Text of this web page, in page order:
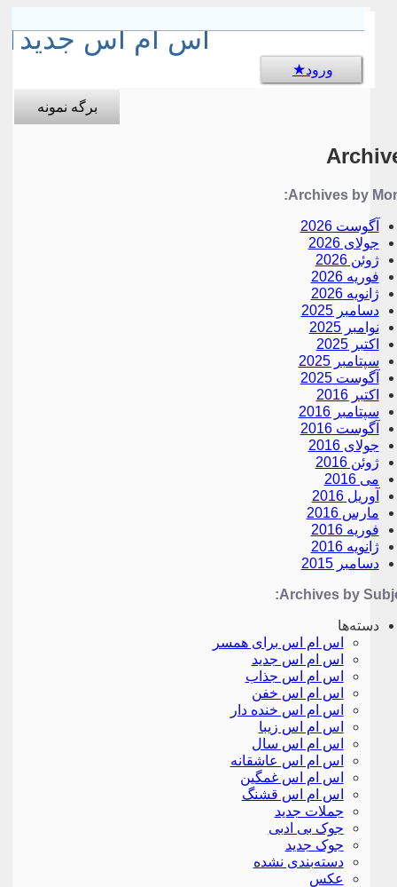
اس ام اس جدید
ورود
برگه نمونه
Archives by
آگوست 2026
جولای 2026
ژوئن 2026
فوریه 2026
ژانویه 2026
دسامبر 2025
نوامبر 2025
اکتبر 2025
سپتامبر 2025
آگوست 2025
اکتبر 2016
سپتامبر 2016
آگوست 2016
جولای 2016
ژوئن 2016
می 2016
آوریل 2016
مارس 2016
فوریه 2016
ژانویه 2016
دسامبر 2015
Archives by
دسته‌ها
اس ام اس برای همسر
اس ام اس جدید
اس ام اس جذاب
اس ام اس خفن
اس ام اس خنده دار
اس ام اس زیبا
اس ام اس سال
اس ام اس عاشقانه
اس ام اس غمگین
اس ام اس قشنگ
جملات جدید
جوک بی ادبی
جوک جدید
دسته‌بندی نشده
عکس